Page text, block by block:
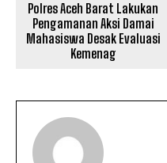
Polres Aceh Barat Lakukan
Pengamanan Aksi Damai
Mahasiswa Desak Evaluasi
Kemenag